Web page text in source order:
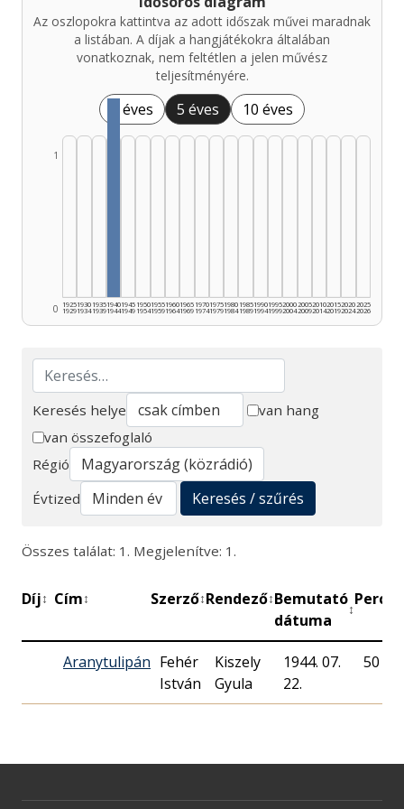
Az oszlopokra kattintva az adott időszak művei maradnak
a listában. A díjak a hangjátékokra általában
vonatkoznak, nem feltétlen a jelen művész
teljesítményére.
1 éves 5 éves 10 éves
0
1
1925
1929
1930
1934
1935
1939
1940
1944
1945
1949
1950
1954
1955
1959
1960
1964
1965
1969
1970
1974
1975
1979
1980
1984
1985
1989
1990
1994
1995
1999
2000
2004
2005
2009
2010
2014
2015
2019
2020
2024
2025
2026
Keresés
Keresés helye
van hang
van összefoglaló
Régió
Évtized
Keresés / szűrés
Összes találat: 1. Megjelenítve: 1.
Díj↕ Cím↕ Szerző↕Rendező↕Bemutató
dátuma
↕
Perc
Aranytulipán Fehér
István
Kiszely
Gyula
1944. 07.
22.
50